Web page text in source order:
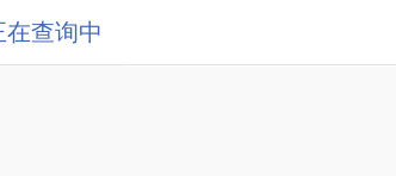
在查询中